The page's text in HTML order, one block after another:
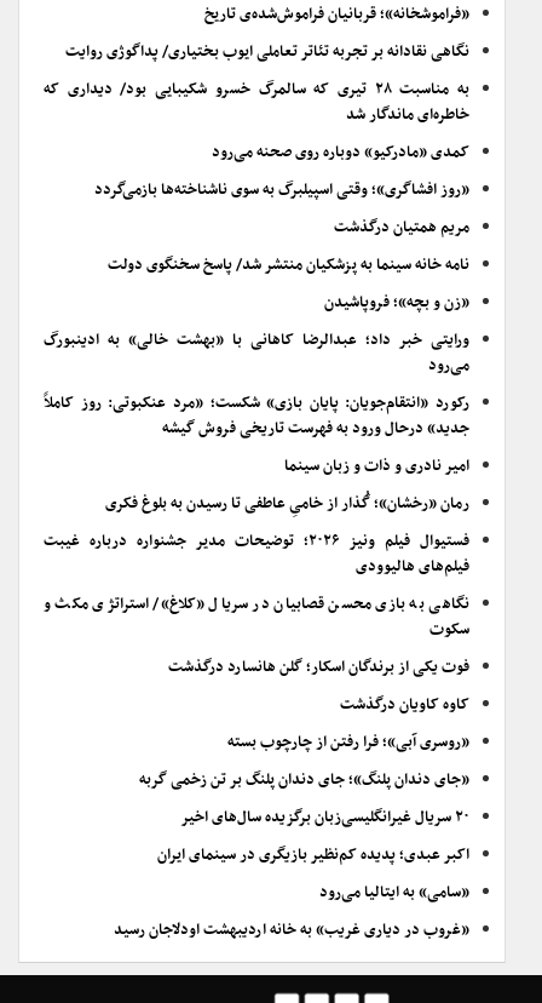
«فراموشخانه»؛ قربانیان فراموش‌شده‌ی تاریخ
نگاهی نقادانه بر تجربه تئاتر تعاملی ایوب بختیاری/ پداگوژی روایت
به مناسبت ۲۸ تیری که سالمرگ خسرو شکیبایی بود/ دیداری که
خاطره‌ای ماندگار شد
کمدی «مادرکیو» دوباره روی صحنه می‌رود
«روز افشاگری»؛ وقتی اسپیلبرگ به سوی ناشناخته‌ها بازمی‌گردد
مریم همتیان درگذشت
نامه خانه سینما به پزشکیان منتشر شد/ پاسخ سخنگوی دولت
«زن و بچه»؛ فروپاشیدن
ورایتی خبر داد؛ عبدالرضا کاهانی با «بهشت خالی» به ادینبورگ
می‌رود
رکورد «انتقام‌جویان: پایان بازی» شکست؛ «مرد عنکبوتی: روز کاملاً
جدید» درحال ورود به فهرست تاریخی فروش گیشه
امیر نادری و ذات و زبان سینما
رمان «رخشان»؛ گُذار از خامیِ عاطفی تا رسیدن به بلوغ فکری
فستیوال فیلم ونیز ۲۰۲۶؛ توضیحات مدیر جشنواره درباره غیبت
فیلم‌های هالیوودی
نگاهی به بازی محسن قصابیان در سریال «کلاغ»/ استراتژی مکث و
سکوت
فوت یکی از برندگان اسکار؛ گلن هانسارد درگذشت
کاوه کاویان درگذشت
«روسری آبی»؛ فرا رفتن از چارچوب بسته
«جای دندان پلنگ»؛ جای دندان پلنگ بر تن زخمی گربه
۲۰ سریال غیرانگلیسی‌زبان برگزیده سال‌های اخیر
اکبر عبدی؛ پدیده کم‌نظیر بازیگری در سینمای ایران
«سامی» به ایتالیا می‌رود
«غروب در دیاری غریب» به خانه اردیبهشت اودلاجان رسید